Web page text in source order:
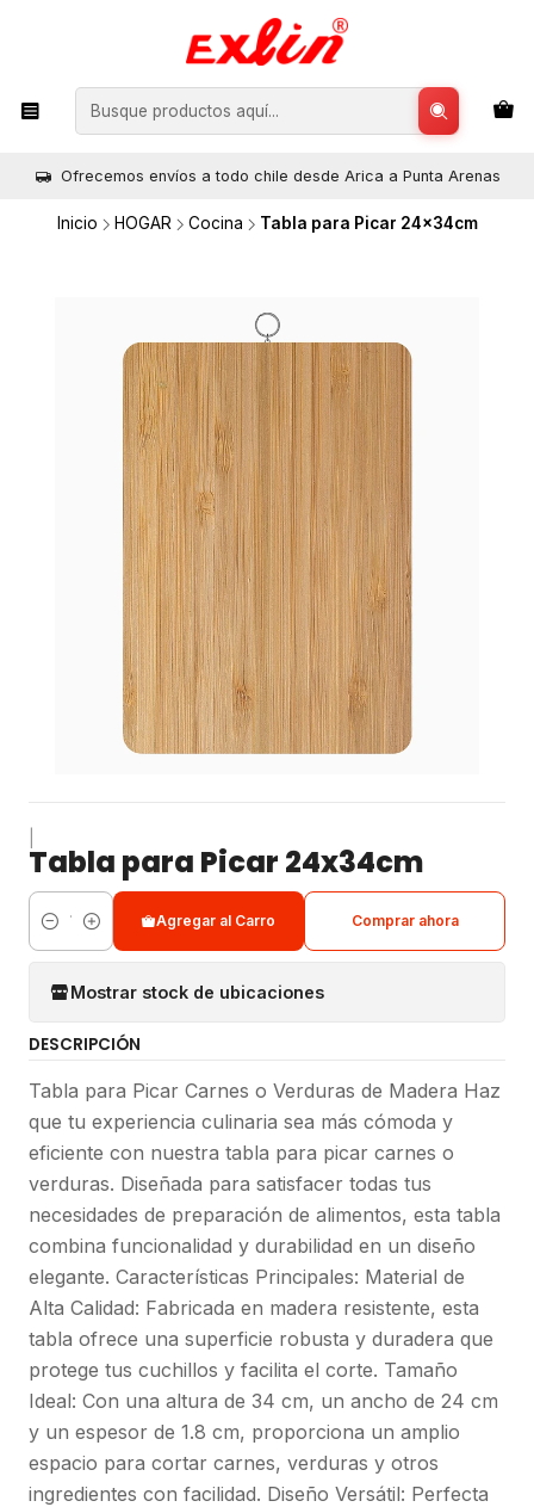
Ofrecemos envíos a todo chile desde Arica a Punta Arenas
Inicio HOGAR Cocina Tabla para Picar 24x34cm
Tabla para Picar 24x34cm
Cantidad
Agregar al Carro Comprar ahora
Mostrar stock de ubicaciones
DESCRIPCIÓN
Tabla para Picar Carnes o Verduras de Madera Haz
que tu experiencia culinaria sea más cómoda y
eficiente con nuestra tabla para picar carnes o
verduras. Diseñada para satisfacer todas tus
necesidades de preparación de alimentos, esta tabla
combina funcionalidad y durabilidad en un diseño
elegante. Características Principales: Material de
Alta Calidad: Fabricada en madera resistente, esta
tabla ofrece una superficie robusta y duradera que
protege tus cuchillos y facilita el corte. Tamaño
Ideal: Con una altura de 34 cm, un ancho de 24 cm
y un espesor de 1.8 cm, proporciona un amplio
espacio para cortar carnes, verduras y otros
ingredientes con facilidad. Diseño Versátil: Perfecta